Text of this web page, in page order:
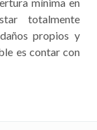
mínima en
totalmente
propios y
es contar con